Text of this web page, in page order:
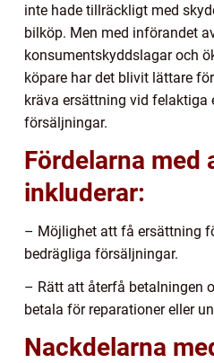
inte hade tillräckligt med
bilköp. Men med införandet
konsumentskyddslagar och
köpare har det blivit lättare
kräva ersättning vid felaktiga
försäljningar.
Fördelarna med
inkluderar:
– Möjlighet att få ersättning
bedrägliga försäljningar.
– Rätt att återfå betalningen
betala för reparationer eller
Nackdelarna